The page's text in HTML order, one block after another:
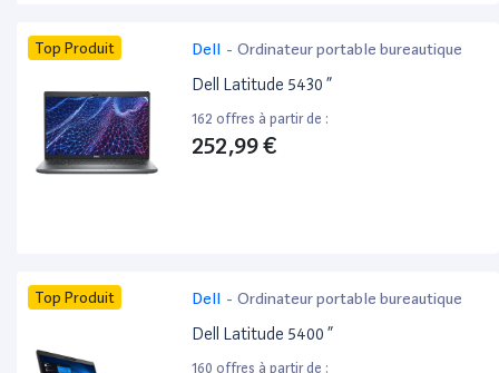
Top Produit Dell - Ordinateur portable bureautique
Dell Latitude 5430 ”
162 offres à partir de :
252,99 €
Top Produit Dell - Ordinateur portable bureautique
Dell Latitude 5400 ”
160 offres à partir de :